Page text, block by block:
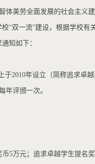
美劳全面发展的社会主义
“双一流”建设，根据学校有
知如下：
2010年设立（简称追求卓
年评颁一次。
5万元；追求卓越学生提名